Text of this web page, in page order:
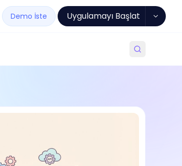
Demo İste Uygulamayı Başlat